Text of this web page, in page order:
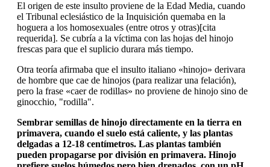
El origen de este insulto proviene de la Edad Media, cuando
el Tribunal eclesiástico de la Inquisición quemaba en la
hoguera a los homosexuales (entre otros y otras)[cita
requerida]. Se cubría a la víctima con las hojas del hinojo
frescas para que el suplicio durara más tiempo.
Otra teoría afirmaba que el insulto italiano «hinojo» derivara
de hombre que cae de hinojos (para realizar una felación),
pero la frase «caer de rodillas» no proviene de hinojo sino de
ginocchio, "rodilla".
Sembrar semillas de hinojo directamente en la tierra en
primavera, cuando el suelo está caliente, y las plantas
delgadas a 12-18 centímetros. Las plantas también
pueden propagarse por división en primavera. Hinojo